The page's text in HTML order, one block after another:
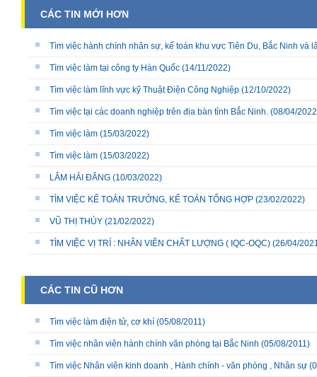
CÁC TIN MỚI HƠN
Tìm việc hành chính nhân sự, kế toán khu vực Tiên Du, Bắc Ninh và
Tìm việc làm tại công ty Hàn Quốc (14/11/2022)
Tìm việc làm lĩnh vực kỹ Thuật Điện Công Nghiệp (12/10/2022)
Tìm việc tại các doanh nghiệp trên địa bàn tỉnh Bắc Ninh. (08/04/
Tìm việc làm (15/03/2022)
Tìm việc làm (15/03/2022)
LÂM HẢI ĐĂNG (10/03/2022)
TÌM VIỆC KẾ TOÁN TRƯỞNG, KẾ TOÁN TỔNG HỢP (23/02/2022)
VŨ THỊ THÙY (21/02/2022)
TÌM VIỆC VỊ TRÍ : NHÂN VIÊN CHẤT LƯỢNG ( IQC-OQC) (26/04/
CÁC TIN CŨ HƠN
Tìm việc làm điện tử, cơ khí (05/08/2011)
Tìm việc nhân viên hành chính văn phòng tại Bắc Ninh (05/08/2011)
Tìm việc Nhân viên kinh doanh , Hành chính - văn phòng , Nhân sự